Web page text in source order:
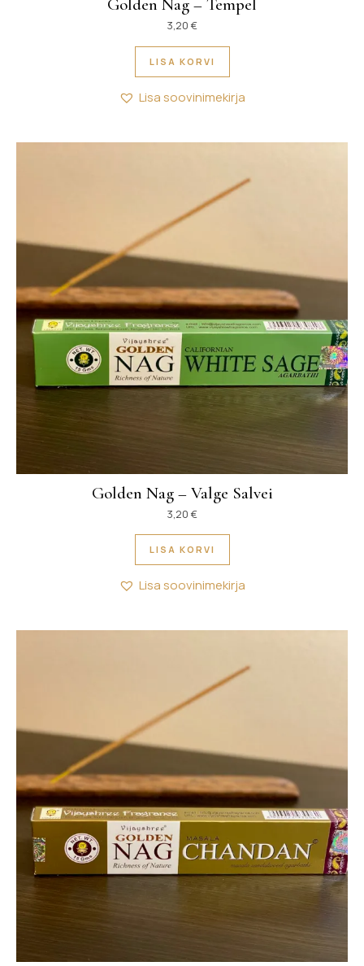
Golden Nag – Tempel
3,20 €
LISA KORVI
Lisa soovinimekirja
Golden Nag – Valge Salvei
3,20 €
LISA KORVI
Lisa soovinimekirja